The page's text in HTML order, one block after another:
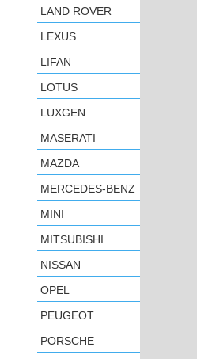
LAND ROVER
LEXUS
LIFAN
LOTUS
LUXGEN
MASERATI
MAZDA
MERCEDES-BENZ
MINI
MITSUBISHI
NISSAN
OPEL
PEUGEOT
PORSCHE